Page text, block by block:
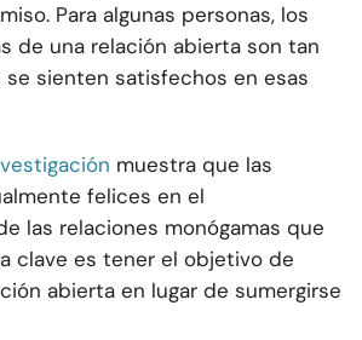
Para algunas personas, los
de una relación abierta son tan
sienten satisfechos en esas
muestra que las
felices en el
las relaciones monógamas que
clave es tener el objetivo de
abierta en lugar de sumergirse